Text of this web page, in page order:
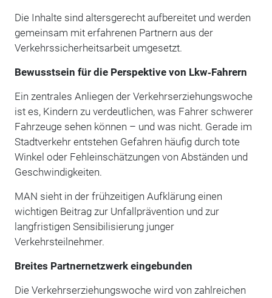
Die Inhalte sind altersgerecht aufbereitet und werden
gemeinsam mit erfahrenen Partnern aus der
Verkehrssicherheitsarbeit umgesetzt.
Bewusstsein für die Perspektive von Lkw‑Fahrern
Ein zentrales Anliegen der Verkehrserziehungswoche
ist es, Kindern zu verdeutlichen, was Fahrer schwerer
Fahrzeuge sehen können – und was nicht. Gerade im
Stadtverkehr entstehen Gefahren häufig durch tote
Winkel oder Fehleinschätzungen von Abständen und
Geschwindigkeiten.
MAN sieht in der frühzeitigen Aufklärung einen
wichtigen Beitrag zur Unfallprävention und zur
langfristigen Sensibilisierung junger
Verkehrsteilnehmer.
Breites Partnernetzwerk eingebunden
Die Verkehrserziehungswoche wird von zahlreichen